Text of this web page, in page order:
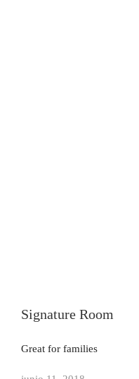
Signature Room
Great for families